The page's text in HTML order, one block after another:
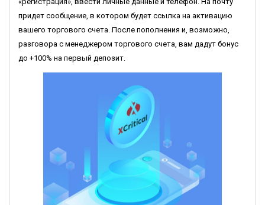
придет сообщение, в котором будет ссылка на активацию
вашего торгового счета. После пополнения и, возможно,
разговора с менеджером торгового счета, вам дадут бонус
до +100% на первый депозит.